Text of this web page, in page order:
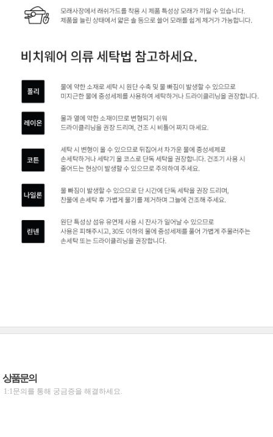
상품문의
1:1문의를 통해 궁금증을 해결하세요.